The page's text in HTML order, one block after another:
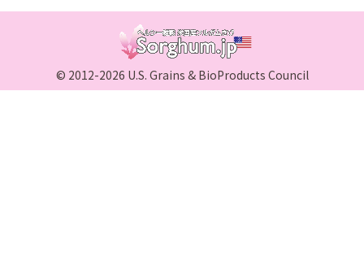
© 2012-2026 U.S. Grains & BioProducts Council